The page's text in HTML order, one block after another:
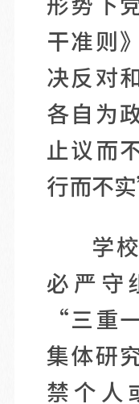
形势下
干准则
决反对
各自为
止议而
行而不
学
必严守
“三重
集体研
禁个人